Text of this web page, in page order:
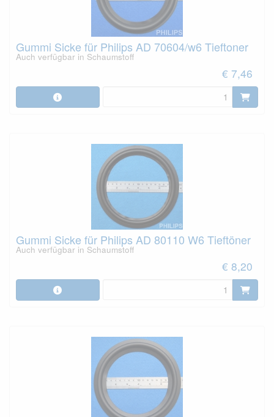
Gummi Sicke für Philips AD 70604/w6 Tieftoner
Auch verfügbar in Schaumstoff
€ 7,46
Gummi Sicke für Philips AD 80110 W6 Tieftöner
Auch verfügbar in Schaumstoff
€ 8,20